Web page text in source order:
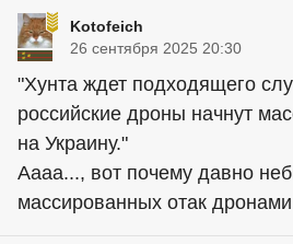
Kotofeich
26 сентября 2025 20:30
"Хунта ждет подходящего
российские дроны начнут
на Украину."
Аааа..., вот почему давно
массированных отак